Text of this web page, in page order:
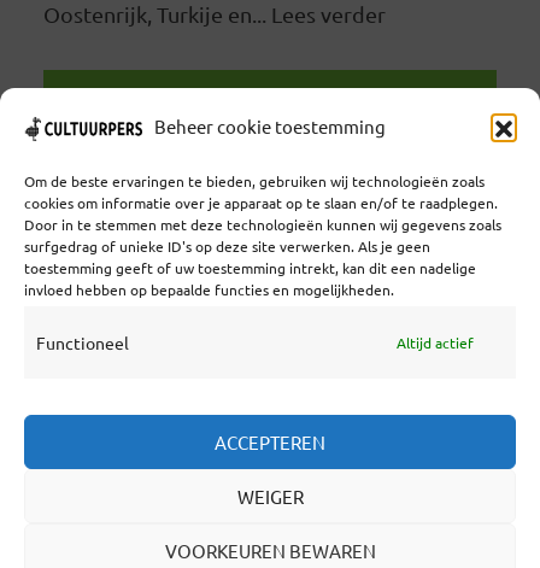
Beheer cookie toestemming
Om de beste ervaringen te bieden, gebruiken wij technologieën zoals
cookies om informatie over je apparaat op te slaan en/of te raadplegen.
Door in te stemmen met deze technologieën kunnen wij gegevens zoals
surfgedrag of unieke ID's op deze site verwerken. Als je geen
toestemming geeft of uw toestemming intrekt, kan dit een nadelige
invloed hebben op bepaalde functies en mogelijkheden.
Functioneel Altijd actief
ACCEPTEREN
WEIGER
VOORKEUREN BEWAREN
Oostenrijk, Turkije en... Lees verder
Coöperatief Cultureel Persbureau U.A. | Salzburg 29 |
3524KS Utrecht | KvK: 55573592 |Btw: